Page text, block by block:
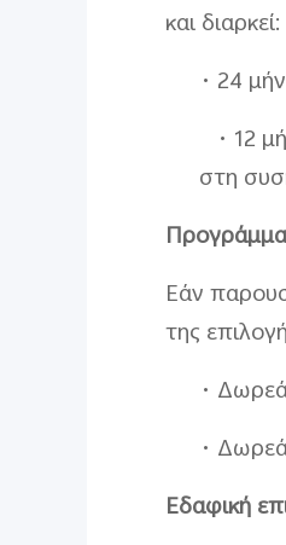
και διαρκεί:
• 24
• 12
στη
Εάν
της
•
•
Εδαφική